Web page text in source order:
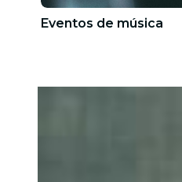
Eventos de música